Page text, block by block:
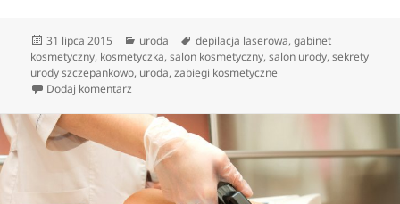
Data
publikacji
31 lipca 2015 Kategorie
uroda Tagi
depilacja laserowa,gabinet
kosmetyczny, kosmetyczka,salon kosmetyczny,salon urody,sekrety
urody szczepankowo, uroda,zabiegi kosmetyczne
Dodaj komentarz